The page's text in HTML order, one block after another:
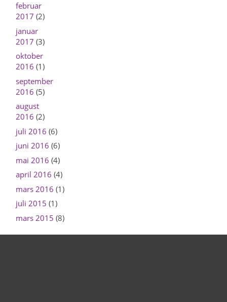
februar
2017 (2)
januar
2017 (3)
oktober
2016 (1)
september
2016 (5)
august
2016 (2)
juli 2016 (6)
juni 2016 (6)
mai 2016 (4)
april 2016 (4)
mars 2016 (1)
juli 2015 (1)
mars 2015 (8)